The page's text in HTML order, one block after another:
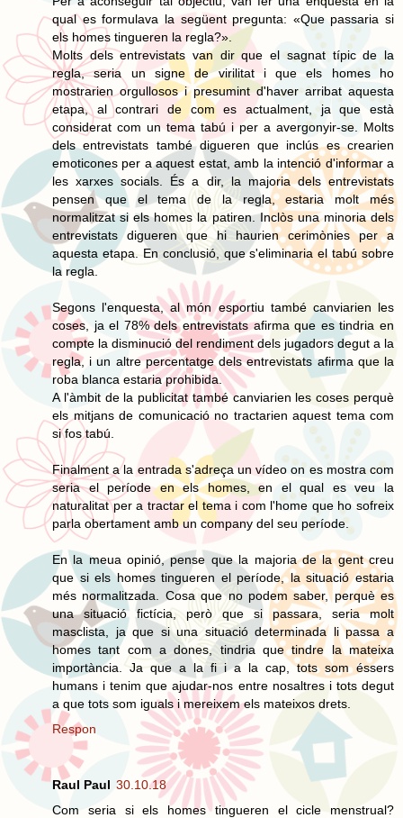
qual es formulava la següent pregunta: «Que passaria si
els homes tingueren la regla?».
Molts dels entrevistats van dir que el sagnat típic de la
regla, seria un signe de virilitat i que els homes ho
mostrarien orgullosos i presumint d'haver arribat aquesta
etapa, al contrari de com es actualment, ja que està
considerat com un tema tabú i per a avergonyir-se. Molts
dels entrevistats també digueren que inclús es crearien
emoticones per a aquest estat, amb la intenció d'informar a
les xarxes socials. És a dir, la majoria dels entrevistats
pensen que el tema de la regla, estaria molt més
normalitzat si els homes la patiren. Inclòs una minoria dels
entrevistats digueren que hi haurien cerimònies per a
aquesta etapa. En conclusió, que s'eliminaria el tabú sobre
la regla.
Segons l'enquesta, al món esportiu també canviarien les
coses, ja el 78% dels entrevistats afirma que es tindria en
compte la disminució del rendiment dels jugadors degut a la
regla, i un altre percentatge dels entrevistats afirma que la
roba blanca estaria prohibida.
A l'àmbit de la publicitat també canviarien les coses perquè
els mitjans de comunicació no tractarien aquest tema com
si fos tabú.
Finalment a la entrada s'adreça un vídeo on es mostra com
seria el període en els homes, en el qual es veu la
naturalitat per a tractar el tema i com l'home que ho sofreix
parla obertament amb un company del seu període.
En la meua opinió, pense que la majoria de la gent creu
que si els homes tingueren el període, la situació estaria
més normalitzada. Cosa que no podem saber, perquè es
una situació fictícia, però que si passara, seria molt
masclista, ja que si una situació determinada li passa a
homes tant com a dones, tindria que tindre la mateixa
importància. Ja que a la fi i a la cap, tots som éssers
humans i tenim que ajudar-nos entre nosaltres i tots degut
a que tots som iguals i mereixem els mateixos drets.
Respon
Raul Paul 30.10.18
Com seria si els homes tingueren el cicle menstrual?